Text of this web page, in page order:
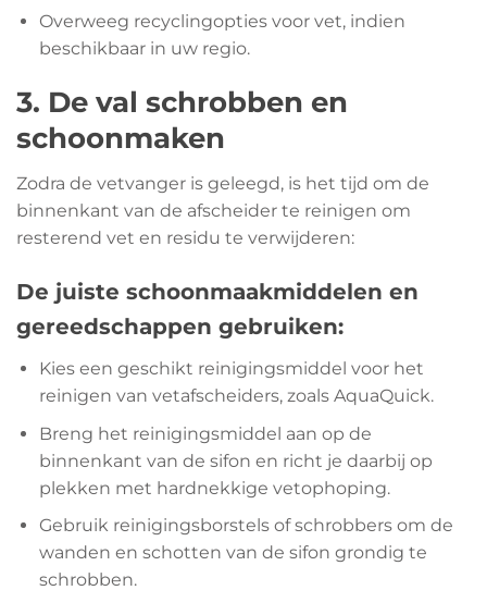
Overweeg recyclingopties voor vet, indien
beschikbaar in uw regio.
3. De val schrobben en
schoonmaken
Zodra de vetvanger is geleegd, is het tijd om de
binnenkant van de afscheider te reinigen om
resterend vet en residu te verwijderen:
De juiste schoonmaakmiddelen en
gereedschappen gebruiken:
Kies een geschikt reinigingsmiddel voor het
reinigen van vetafscheiders, zoals AquaQuick.
Breng het reinigingsmiddel aan op de
binnenkant van de sifon en richt je daarbij op
plekken met hardnekkige vetophoping.
Gebruik reinigingsborstels of schrobbers om de
wanden en schotten van de sifon grondig te
schrobben.